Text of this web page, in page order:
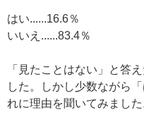
はい......16.6％
いいえ......83.4％
「見たことはない」と答
した。しかし少数ながら
れに理由を聞いてみました